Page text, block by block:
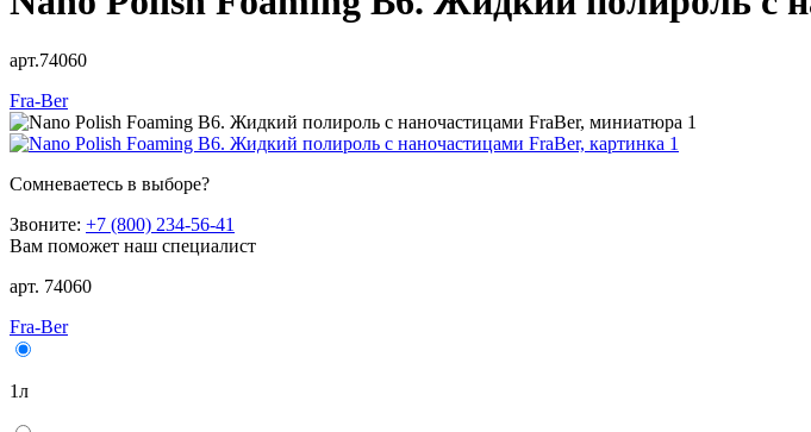
арт.74060
Fra-Ber
Сомневаетесь в выборе?
Звоните: +7 (800) 234-56-41
Вам поможет наш специалист
арт. 74060
Fra-Ber
1л